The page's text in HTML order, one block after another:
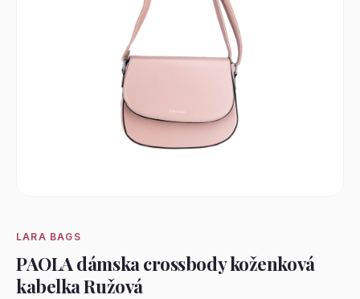
LARA BAGS
PAOLA dámska crossbody koženková
kabelka Ružová